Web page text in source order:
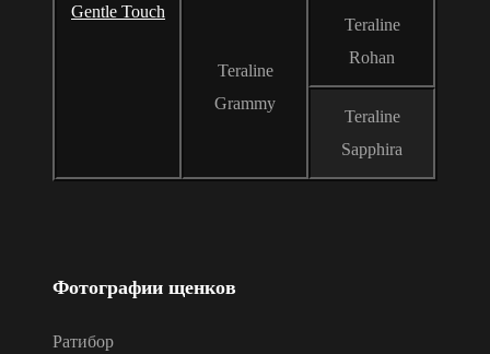
Gentle Touch
Teraline
Grammy
Teraline
Rohan
Teraline
Sapphira
Фотографии щенков
Ратибор